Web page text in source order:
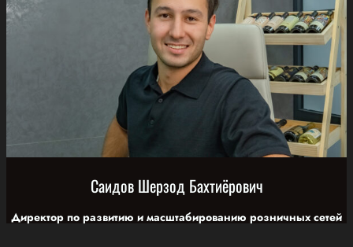
Саидов Шерзод Бахтиёрович
Директор по развитию и масштабированию розничных сетей